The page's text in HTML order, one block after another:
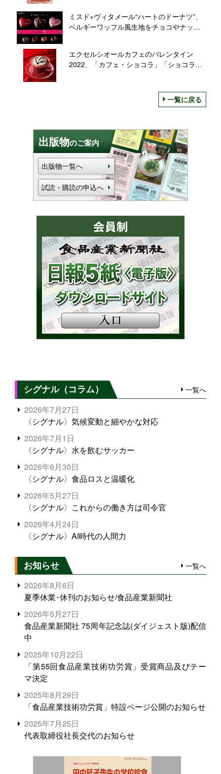
ミスド×ヴィタメール“ハートのドーナツ”、
ベルギーワッフル風生地をチョコやナッツ
ナツ
エクセルシオールカフェのバレンタイン
2022、「カフェ・ショコラ」「ショコラ・
一覧に戻る
出版物のご案内
出版物一覧へ
試読・購読の申込へ
シグナル（コラム） 一覧へ
2026年7月27日
〈シグナル〉気候変動と細やかな対応
2026年7月1日
〈シグナル〉水を飲むサッカー
2026年6月30日
〈シグナル〉食品ロスと温暖化
2026年5月27日
〈シグナル〉これからの働き方は司令官
2026年4月24日
〈シグナル〉AI時代の人間力
お知らせ 一覧へ
2026年8月6日
夏季休業･休刊のお知らせ/食品産業新聞社
2026年5月27日
食品産業新聞社 75周年記念誌(ダイジェスト版)配信
中
2025年10月22日
「第55回食品産業技術功労賞」受賞商品及びテー
マ決定
2025年8月29日
「食品産業技術功労賞」特設ページ公開のお知らせ
2025年7月25日
代表取締役社長交代のお知らせ